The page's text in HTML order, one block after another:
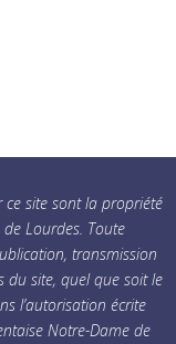
ce site sont la propriété
Lourdes. Toute
transmission
site, quel que soit le
l’autorisation écrite
Notre-Dame de